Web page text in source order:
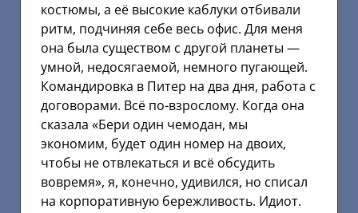
костюмы, а её высокие каблуки отбивали
ритм, подчиняя себе весь офис. Для меня
она была существом с другой планеты —
умной, недосягаемой, немного пугающей.
Командировка в Питер на два дня, работа с
договорами. Всё по-взрослому. Когда она
сказала «Бери один чемодан, мы
экономим, будет один номер на двоих,
чтобы не отвлекаться и всё обсудить
вовремя», я, конечно, удивился, но списал
на корпоративную бережливость. Идиот.